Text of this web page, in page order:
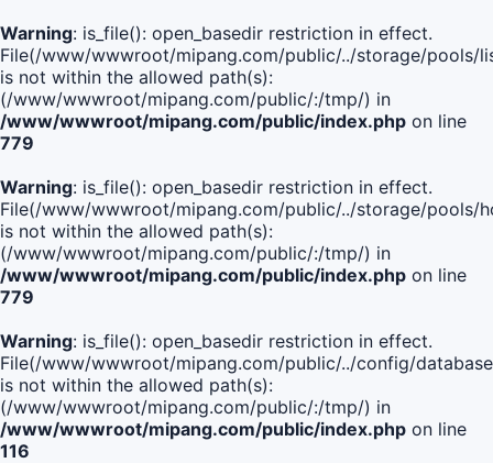
Warning: is_file(): open_basedir restriction in effect.
File(/www/wwwroot/mipang.com/public/../storage/pools/
is not within the allowed path(s):
(/www/wwwroot/mipang.com/public/:/tmp/) in
/www/wwwroot/mipang.com/public/index.php on line
779
Warning: is_file(): open_basedir restriction in effect.
File(/www/wwwroot/mipang.com/public/../storage/pools/
is not within the allowed path(s):
(/www/wwwroot/mipang.com/public/:/tmp/) in
/www/wwwroot/mipang.com/public/index.php on line
779
Warning: is_file(): open_basedir restriction in effect.
File(/www/wwwroot/mipang.com/public/../config/
is not within the allowed path(s):
(/www/wwwroot/mipang.com/public/:/tmp/) in
/www/wwwroot/mipang.com/public/index.php on line
116